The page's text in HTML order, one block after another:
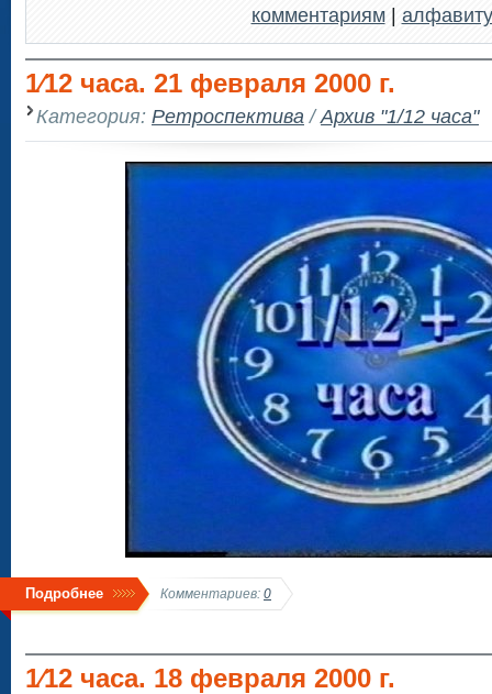
комментариям| алфавиту
1⁄12 часа. 21 февраля 2000 г.
Категория: Ретроспектива /Архив "1/12 часа"
Подробнее Комментариев: 0
1⁄12 часа. 18 февраля 2000 г.